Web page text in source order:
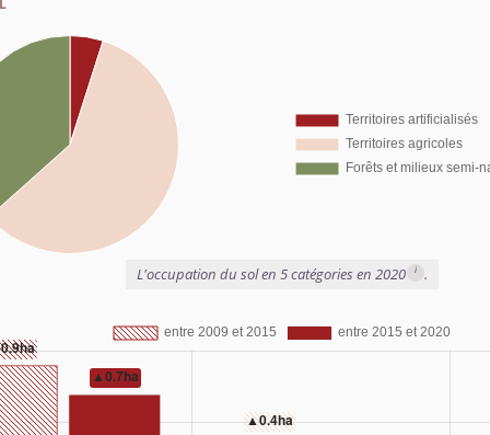
L'occupation du sol en 5 catégories en 2020 i .